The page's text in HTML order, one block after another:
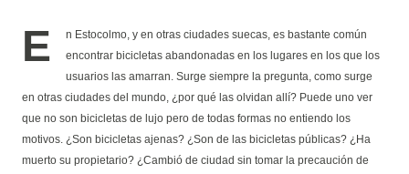
E
n Estocolmo, y en otras ciudades suecas, es bastante común
encontrar bicicletas abandonadas en los lugares en los que los
usuarios las amarran. Surge siempre la pregunta, como surge
en otras ciudades del mundo, ¿por qué las olvidan allí? Puede uno ver
que no son bicicletas de lujo pero de todas formas no entiendo los
motivos. ¿Son bicicletas ajenas? ¿Son de las bicicletas públicas? ¿Ha
muerto su propietario? ¿Cambió de ciudad sin tomar la precaución de